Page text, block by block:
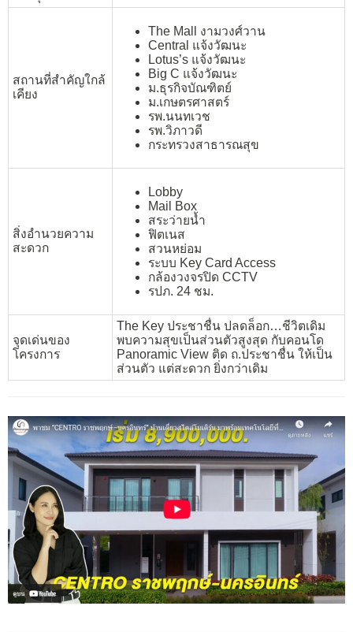
สถานที่สำคัญใกล้
เคียง
The Mall งามวงศ์วาน
Central แจ้งวัฒนะ
Lotus’s แจ้งวัฒนะ
Big C แจ้งวัฒนะ
ม.ธุรกิจบัณฑิตย์
ม.เกษตรศาสตร์
รพ.นนทเวช
รพ.วิภาวดี
กระทรวงสาธารณสุข
สิ่งอำนวยความ
สะดวก
Lobby
Mail Box
สระว่ายน้ำ
ฟิตเนส
สวนหย่อม
ระบบ Key Card Access
กล้องวงจรปิด CCTV
รปภ. 24 ชม.
จุดเด่นของ
โครงการ
The Key ประชาชื่น ปลดล็อก…ชีวิตเดิม
พบความสุขเป็นส่วนตัวสูงสุด กับคอนโด
Panoramic View ติด ถ.ประชาชื่น ให้เป็น
ส่วนตัว แต่สะดวก ยิ่งกว่าเดิม